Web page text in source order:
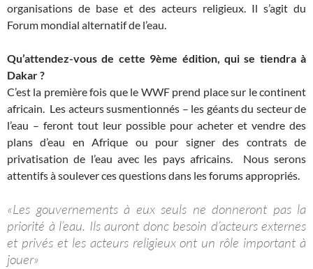
organisations de base et des acteurs religieux. Il s’agit du
Forum mondial alternatif de l’eau.
Qu’attendez-vous de cette 9ème édition, qui se tiendra à
Dakar ?
C’est la première fois que le WWF prend place sur le continent
africain. Les acteurs susmentionnés – les géants du secteur de
l’eau – feront tout leur possible pour acheter et vendre des
plans d’eau en Afrique ou pour signer des contrats de
privatisation de l’eau avec les pays africains. Nous serons
attentifs à soulever ces questions dans les forums appropriés.
«Les gouvernements à eux seuls ne donneront pas la
priorité à l’eau. Ils auront donc besoin d’acteurs externes
et privés et les acteurs religieux ont un rôle important à
jouer»